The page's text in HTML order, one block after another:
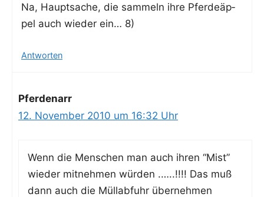
Na, Haupt­sa­che, die sam­meln ihre Pfer­de­äp­
pel auch wie­der ein… 8)
Antworten
Pferdenarr
12. November 2010 um 16:32 Uhr
Wenn die Men­schen man auch ihren “Mist”
wie­der mit­neh­men wür­den .…..!!!! Das muß
dann auch die Müll­ab­fuhr übernehmen